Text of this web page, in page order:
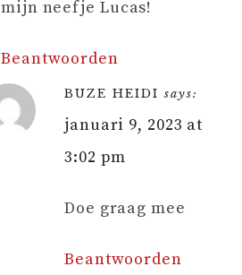
mijn neefje Lucas!
Beantwoorden
BUZE HEIDI says:
januari 9, 2023 at
3:02 pm
Doe graag mee
Beantwoorden